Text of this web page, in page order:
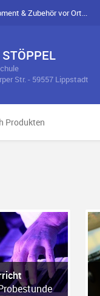
& Zubehör vor Ort...
Str. - 59557 Lippstadt